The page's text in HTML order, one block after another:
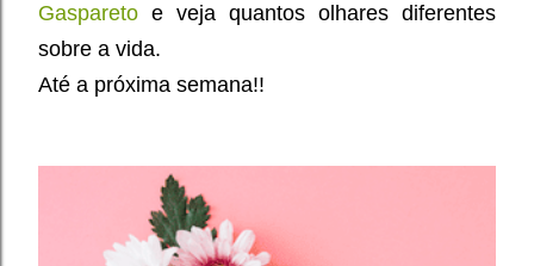
Gaspareto e veja quantos olhares diferentes
sobre a vida.
Até a próxima semana!!